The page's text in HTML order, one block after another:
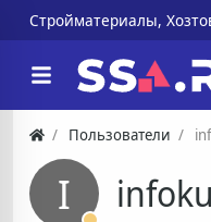
Стройматериалы,
Пользователи
I